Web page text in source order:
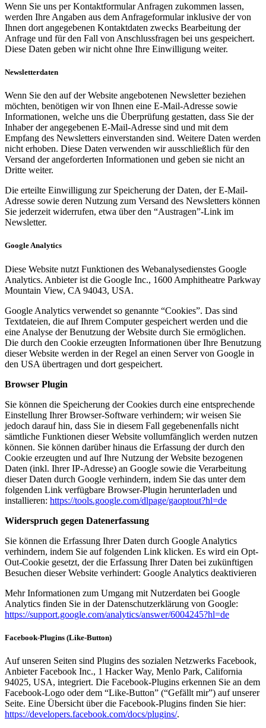
Wenn Sie uns per Kontaktformular Anfragen zukommen lassen,
werden Ihre Angaben aus dem Anfrageformular inklusive der von
Ihnen dort angegebenen Kontaktdaten zwecks Bearbeitung der
Anfrage und für den Fall von Anschlussfragen bei uns gespeichert.
Diese Daten geben wir nicht ohne Ihre Einwilligung weiter.
Newsletterdaten
Wenn Sie den auf der Website angebotenen Newsletter beziehen
möchten, benötigen wir von Ihnen eine E-Mail-Adresse sowie
Informationen, welche uns die Überprüfung gestatten, dass Sie der
Inhaber der angegebenen E-Mail-Adresse sind und mit dem
Empfang des Newsletters einverstanden sind. Weitere Daten werden
nicht erhoben. Diese Daten verwenden wir ausschließlich für den
Versand der angeforderten Informationen und geben sie nicht an
Dritte weiter.
Die erteilte Einwilligung zur Speicherung der Daten, der E-Mail-
Adresse sowie deren Nutzung zum Versand des Newsletters können
Sie jederzeit widerrufen, etwa über den “Austragen”-Link im
Newsletter.
Google Analytics
Diese Website nutzt Funktionen des Webanalysedienstes Google
Analytics. Anbieter ist die Google Inc., 1600 Amphitheatre Parkway
Mountain View, CA 94043, USA.
Google Analytics verwendet so genannte “Cookies”. Das sind
Textdateien, die auf Ihrem Computer gespeichert werden und die
eine Analyse der Benutzung der Website durch Sie ermöglichen.
Die durch den Cookie erzeugten Informationen über Ihre Benutzung
dieser Website werden in der Regel an einen Server von Google in
den USA übertragen und dort gespeichert.
Browser Plugin
Sie können die Speicherung der Cookies durch eine entsprechende
Einstellung Ihrer Browser-Software verhindern; wir weisen Sie
jedoch darauf hin, dass Sie in diesem Fall gegebenenfalls nicht
sämtliche Funktionen dieser Website vollumfänglich werden nutzen
können. Sie können darüber hinaus die Erfassung der durch den
Cookie erzeugten und auf Ihre Nutzung der Website bezogenen
Daten (inkl. Ihrer IP-Adresse) an Google sowie die Verarbeitung
dieser Daten durch Google verhindern, indem Sie das unter dem
folgenden Link verfügbare Browser-Plugin herunterladen und
installieren: https://tools.google.com/dlpage/gaoptout?hl=de
Widerspruch gegen Datenerfassung
Sie können die Erfassung Ihrer Daten durch Google Analytics
verhindern, indem Sie auf folgenden Link klicken. Es wird ein Opt-
Out-Cookie gesetzt, der die Erfassung Ihrer Daten bei zukünftigen
Besuchen dieser Website verhindert: Google Analytics deaktivieren
Mehr Informationen zum Umgang mit Nutzerdaten bei Google
Analytics finden Sie in der Datenschutzerklärung von Google:
https://support.google.com/analytics/answer/6004245?hl=de
Facebook-Plugins (Like-Button)
Auf unseren Seiten sind Plugins des sozialen Netzwerks Facebook,
Anbieter Facebook Inc., 1 Hacker Way, Menlo Park, California
94025, USA, integriert. Die Facebook-Plugins erkennen Sie an dem
Facebook-Logo oder dem “Like-Button” (“Gefällt mir”) auf unserer
Seite. Eine Übersicht über die Facebook-Plugins finden Sie hier:
https://developers.facebook.com/docs/plugins/.